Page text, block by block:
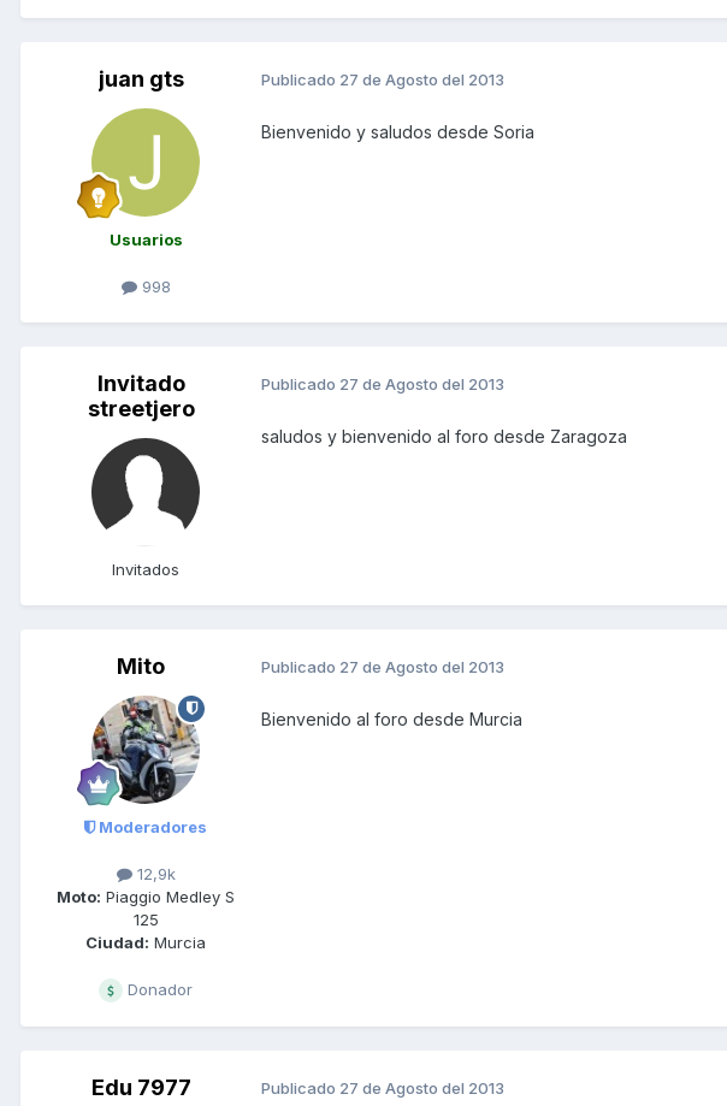
juan gts
Usuarios
998
Publicado 27 de Agosto del 2013
Bienvenido y saludos desde Soria
Invitado
streetjero
Invitados
Publicado 27 de Agosto del 2013
saludos y bienvenido al foro desde Zaragoza
Mito
Moderadores
12,9k
Moto: Piaggio Medley S
125
Ciudad: Murcia
Donador
Publicado 27 de Agosto del 2013
Bienvenido al foro desde Murcia
Edu 7977 Publicado 27 de Agosto del 2013